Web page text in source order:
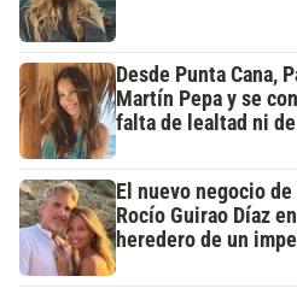
Desde Punta Cana,
Martín Pepa y se
falta de lealtad ni
El nuevo negocio
Rocío Guirao Díaz
heredero de un